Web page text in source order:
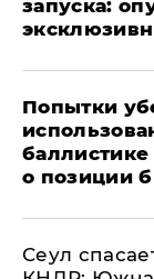
запуска:
Попытки
о позиции
​Сеул